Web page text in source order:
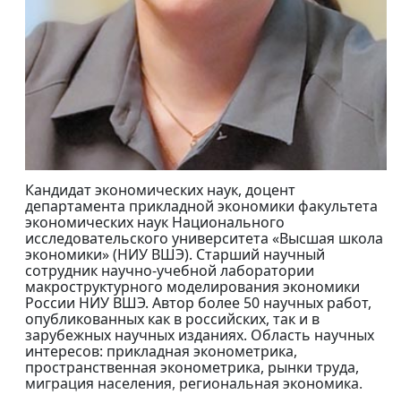
Кандидат экономических наук, доцент
департамента прикладной экономики факультета
экономических наук Национального
исследовательского университета «Высшая школа
экономики» (НИУ ВШЭ). Старший научный
сотрудник научно-учебной лаборатории
макроструктурного моделирования экономики
России НИУ ВШЭ. Автор более 50 научных работ,
опубликованных как в российских, так и в
зарубежных научных изданиях. Область научных
интересов: прикладная эконометрика,
пространственная эконометрика, рынки труда,
миграция населения, региональная экономика.